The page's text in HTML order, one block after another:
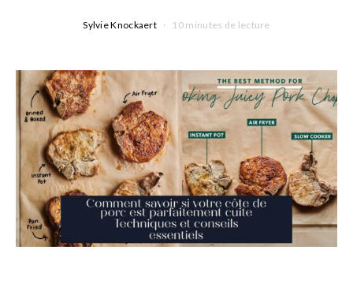
Sylvie Knockaert 10 minutes de lecture